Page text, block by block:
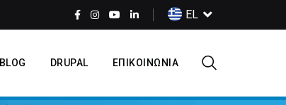
Select
your
EL
BLOG DRUPAL ΕΠΙΚΟΙΝΩΝΙΑ